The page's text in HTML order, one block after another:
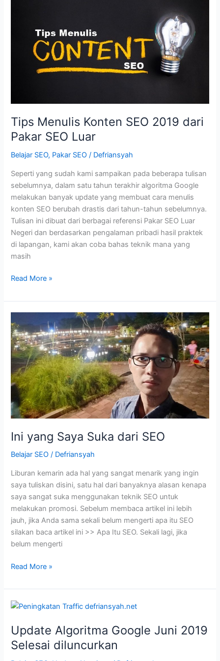
Tips Menulis Konten SEO 2019 dari
Pakar SEO Luar
Belajar SEO, Pakar SEO / Defriansyah
Seperti yang sudah kami sampaikan pada beberapa tulisan
sebelumnya, dalam satu tahun terakhir algoritma Google
melakukan banyak update yang membuat cara menulis
konten SEO berubah drastis dari tahun-tahun sebelumnya.
Tulisan ini dibuat dari berbagai referensi Pakar SEO Luar
Negeri dan berdasarkan pengalaman pribadi hasil praktek
di lapangan, kami akan coba bahas teknik mana yang
masih
Tips
Konten
SEO
2019
dari
Pakar
SEO
Luar
Read More »
Ini yang Saya Suka dari SEO
Belajar SEO / Defriansyah
Liburan kemarin ada hal yang sangat menarik yang ingin
saya tuliskan disini, satu hal dari banyaknya alasan kenapa
saya sangat suka menggunakan teknik SEO untuk
melakukan promosi. Sebelum membaca artikel ini lebih
jauh, jika Anda sama sekali belum mengerti apa itu SEO
silakan baca artikel ini >> Apa Itu SEO. Sekali lagi, jika
belum mengerti
Ini
Saya
Suka
SEO
Read More »
Update Algoritma Google Juni 2019
Selesai diluncurkan